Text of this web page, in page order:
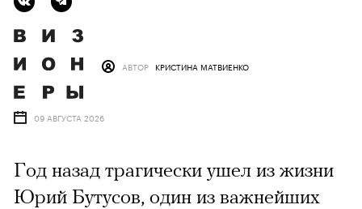
АВТОР КРИСТИНА МАТВИЕНКО
09 АВГУСТА 2026
Год назад трагически ушел из жизни
Юрий Бутусов, один из важнейших